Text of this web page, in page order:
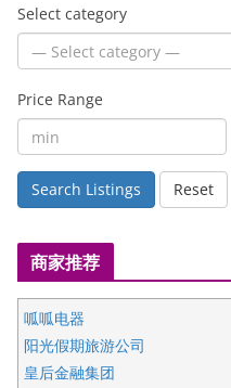
Select category
Price Range
Search Listings Reset
商家推荐
呱呱电器
阳光假期旅游公司
皇后金融集团